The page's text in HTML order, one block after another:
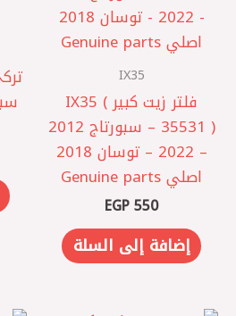
IX35
فلتر زيت كبير IX35 (
35531 ) – سبورتاج 2012
– 2022 – توسان 2018
اصلي Genuine parts
EGP550
إضافة إلى السلة